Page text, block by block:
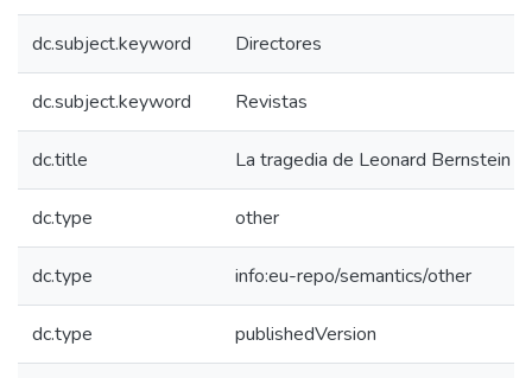
dc.subject.keyword Directores
dc.subject.keyword Revistas
dc.title La tragedia de Leonard Bernstein 2
dc.type other
dc.type info:eu-repo/semantics/other
dc.type publishedVersion